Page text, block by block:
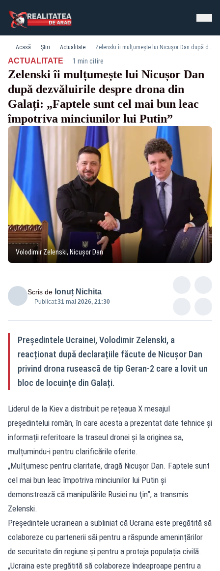
Acasă Știri Actualitate Zelenski îi mulțumește lui Nicușor Dan după dezvăluirile despre drona din Galați: „Faptele sunt cel mai bun leac împotriva minciunilor lui Putin”
ACTUALITATE· 1 min citire
Zelenski îi mulțumește lui Nicușor Dan
după dezvăluirile despre drona din
Galați: „Faptele sunt cel mai bun leac
împotriva minciunilor lui Putin”
Volodimir Zelenski, Nicușor Dan
Scris de Ionuț Nichita
Publicat:31 mai 2026, 21:30
Președintele Ucrainei, Volodimir Zelenski, a
reacționat după declarațiile făcute de Nicușor Dan
privind drona rusească de tip Geran-2 care a lovit un
bloc de locuințe din Galați.
Liderul de la Kiev a distribuit pe rețeaua X mesajul
președintelui român, în care acesta a prezentat date tehnice și
informații referitoare la traseul dronei și la originea sa,
mulțumindu-i pentru clarificările oferite.
„Mulţumesc pentru claritate, dragă Nicuşor Dan. Faptele sunt
cel mai bun leac împotriva minciunilor lui Putin şi
demonstrează că manipulările Rusiei nu ţin”, a transmis
Zelenski.
Președintele ucrainean a subliniat că Ucraina este pregătită să
colaboreze cu partenerii săi pentru a răspunde amenințărilor
de securitate din regiune și pentru a proteja populația civilă.
„Ucraina este pregătită să colaboreze îndeaproape pentru a